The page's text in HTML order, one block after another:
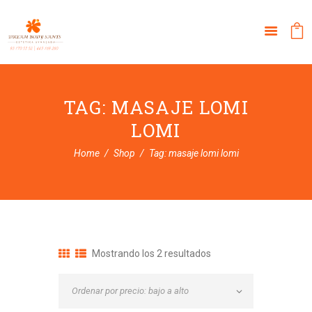
TAG: MASAJE LOMI
LOMI
Home Shop Tag: masaje lomi lomi
Mostrando los 2 resultadosOrdenado
precio: